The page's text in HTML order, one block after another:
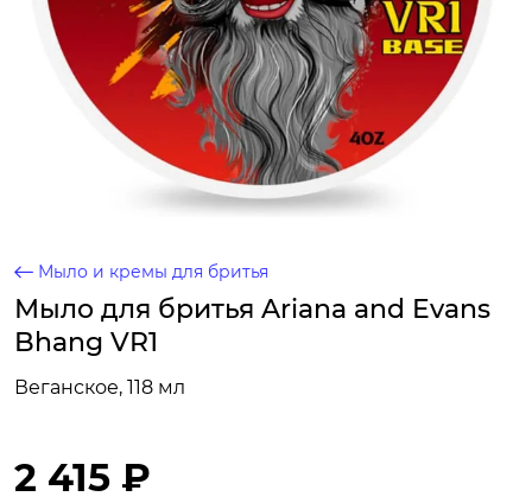
Мыло и кремы для бритья
Мыло для бритья Ariana and Evans
Bhang VR1
Веганское, 118 мл
2 415 ₽